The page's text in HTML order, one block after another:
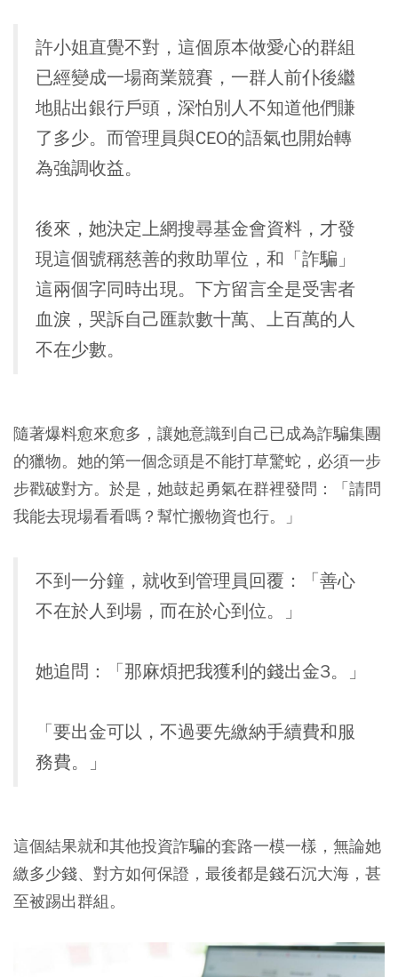
許小姐直覺不對，這個原本做愛心的群組
已經變成一場商業競賽，一群人前仆後繼
地貼出銀行戶頭，深怕別人不知道他們賺
了多少。而管理員與CEO的語氣也開始轉
為強調收益。
後來，她決定上網搜尋基金會資料，才發
現這個號稱慈善的救助單位，和「詐騙」
這兩個字同時出現。下方留言全是受害者
血淚，哭訴自己匯款數十萬、上百萬的人
不在少數。
隨著爆料愈來愈多，讓她意識到自己已成為詐騙集團
的獵物。她的第一個念頭是不能打草驚蛇，必須一步
步戳破對方。於是，她鼓起勇氣在群裡發問：
「請問
我能去現場看看嗎？幫忙搬物資也行。」
不到一分鐘，就收到管理員回覆：「善心
不在於人到場，而在於心到位。」
她追問：「那麻煩把我獲利的錢出金3。」
「要出金可以，不過要先繳納手續費和服
務費。」
這個結果就和其他投資詐騙的套路一模一樣，無論她
繳多少錢、對方如何保證，最後都是錢石沉大海，甚
至被踢出群組。